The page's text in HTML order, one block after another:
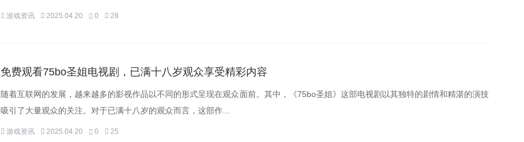
游戏资讯 2025.04.20 0 28
免费观看75bo圣姐电视剧，已满十八岁观众享受精彩内容
随着互联网的发展，越来越多的影视作品以不同的形式呈现在观众面前。其中，《75bo圣姐》这部电视剧以其独特的剧情和精湛的演技
吸引了大量观众的关注。对于已满十八岁的观众而言，这部作...
游戏资讯 2025.04.20 0 25